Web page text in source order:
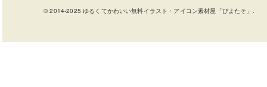
© 2014-2025 ゆるくてかわいい無料イラスト・アイコン素材屋「ぴよたそ」.